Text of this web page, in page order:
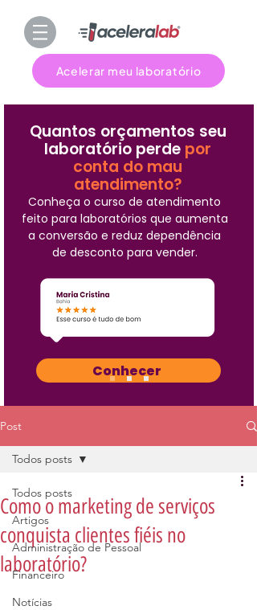
Acelerar meu laboratório
Quantos orçamentos seu
laboratório perde por
conta do mau
atendimento?
Conheça o curso de atendimento
feito para laboratórios que aumenta
a conversão e reduz dependência
de desconto para vender.
Conhecer
Post
Todos posts
Artigos
Administração de Pessoal
Financeiro
Notícias
Todos posts
Como o marketing de serviços
conquista clientes fiéis no
laboratório?